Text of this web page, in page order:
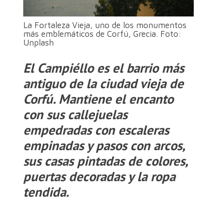
La Fortaleza Vieja, uno de los monumentos
más emblemáticos de Corfú, Grecia. Foto:
Unplash
El Campiélloes el barrio más
antiguo de la ciudad vieja de
Corfú. Mantiene el encanto
con sus callejuelas
empedradas con escaleras
empinadas y pasos con arcos,
sus casas pintadas de colores,
puertas decoradas y la ropa
tendida.